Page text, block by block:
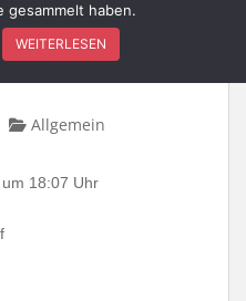
Tür
Allgemein
18:07 Uhr
gesammelt haben.
WEITERLESEN